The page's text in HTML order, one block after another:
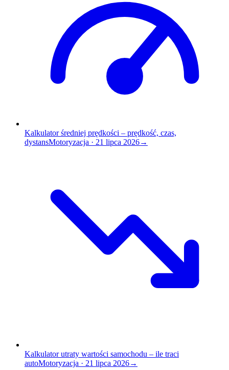
Kalkulator średniej prędkości – prędkość, czas,
dystansMotoryzacja · 21 lipca 2026→
Kalkulator utraty wartości samochodu – ile traci
autoMotoryzacja · 21 lipca 2026→